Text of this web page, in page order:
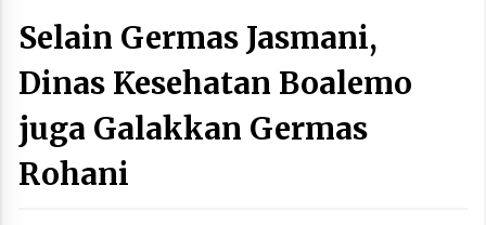
Selain Germas Jasmani,
Dinas Kesehatan Boalemo
juga Galakkan Germas
Rohani